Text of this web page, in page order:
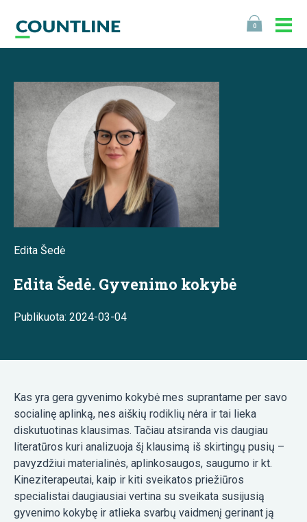
0
Edita Šedė
Edita Šedė. Gyvenimo kokybė
Publikuota: 2024-03-04
Kas yra gera gyvenimo kokybė mes suprantame per savo
socialinę aplinką, nes aiškių rodiklių nėra ir tai lieka
diskutuotinas klausimas. Tačiau atsiranda vis daugiau
literatūros kuri analizuoja šį klausimą iš skirtingų pusių –
pavyzdžiui materialinės, aplinkosaugos, saugumo ir kt.
Kineziterapeutai, kaip ir kiti sveikatos priežiūros
specialistai daugiausiai vertina su sveikata susijusią
gyvenimo kokybę ir atlieka svarbų vaidmenį gerinant ją